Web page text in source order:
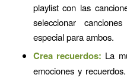
playlist con las
seleccionar
especial para ambos.
Crea recuerdos: La
emociones y